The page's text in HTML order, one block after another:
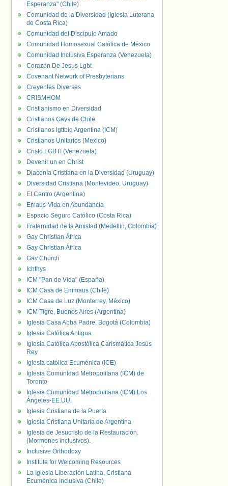
Esperanza" (Chile)
Comunidad de la Diversidad (Iglesia Luterana
de Costa Rica)
Comunidad del Discípulo Amado
Comunidad Homosexual Católica de México
Comunidad Inclusiva Esperanza (Venezuela)
Corazón De Jesús Lgbt
Covenant Network of Presbyterians
Creyentes Diverses
CRISMHOM
Cristianismo en Diversidad
Cristianos Gays de Chile
Cristianos lgttbiq Argentina (ICM)
Cristianos Unitarios (Mexico)
Cristo LGBTI (Venezuela)
Devenir un en Christ
Diaconía Cristiana en la Diversidad (Uruguay)
Diversidad Cristiana (Montevideo, Uruguay)
El Centro (Argentina)
Emaus-Vida en Abundancia
Espacio Seguro Católico (Costa Rica)
Fraternidad de la Amistad (Medellin, Colombia)
Gay Christian África
Gay Christian África
Gay Church
Ichthys
ICM "Pan de Vida" (España)
ICM Casa de Emmaus (Chile)
ICM Casa de Luz (Monterrey, México)
ICM Tigre, Buenos Aires (Argentina)
Iglesia Casa Abba Padre. Bogotá (Colombia)
Iglesia Católica Antigua
Iglesia Católica Apostólica Carismática Jesús
Rey
Iglesia católica Ecuménica (ICE)
Iglesia Comunidad Metropolitana (ICM) de
Toronto
Iglesia Comunidad Metropolitana (ICM) Los
Ángeles-EE.UU.
Iglesia Cristiana de la Puerta
Iglesia Cristiana Unitaria de Argentina
Iglesia de Jesucristo de la Restauración.
(Mormones inclusivos).
Inclusive Orthodoxy
Institute for Welcoming Resources
La Iglesia Liberación Latina, Cristiana
Ecuménica Inclusiva (Chile)